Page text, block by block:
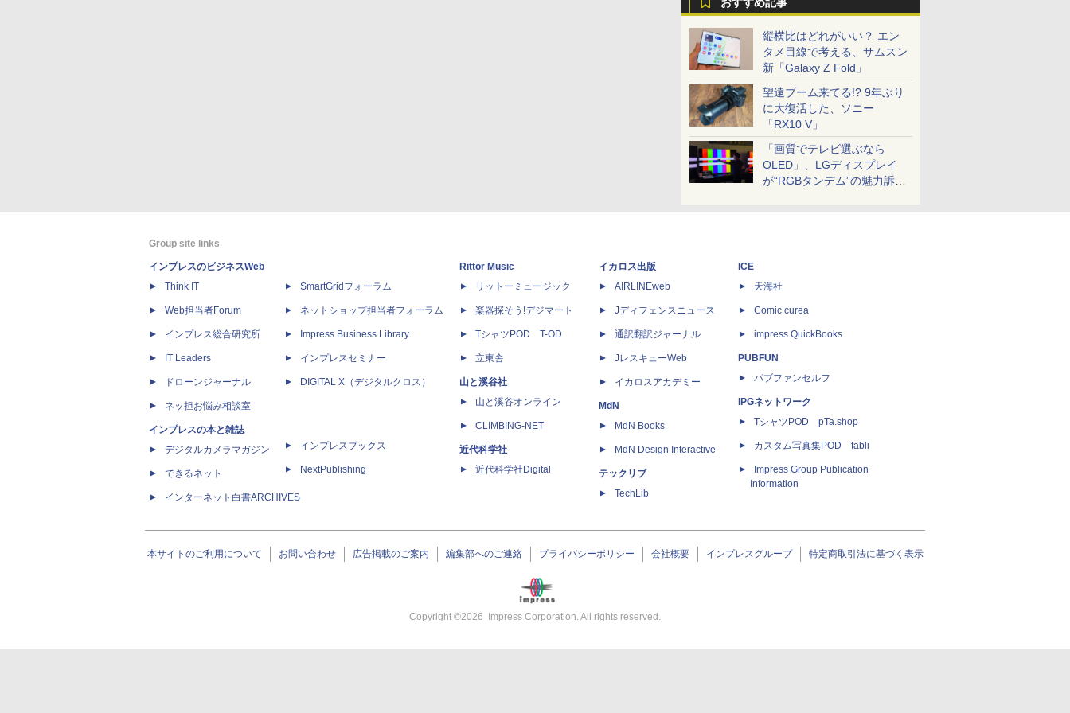
縦横比はどれがいい？ エン
タメ目線で考える、サムスン
新「Galaxy Z Fold」
望遠ブーム来てる!? 9年ぶり
に大復活した、ソニー
「RX10 V」
「画質でテレビ選ぶなら
OLED」、LGディスプレイ
が“RGBタンデム”の魅力訴
Group site links
インプレスのビジネスWeb
Think IT
Web担当者Forum
インプレス総合研究所
IT Leaders
ドローンジャーナル
ネッ担お悩み相談室
インプレスの本と雑誌
デジタルカメラマガジン
できるネット
インターネット白書ARCHIVES
SmartGridフォーラム
ネットショップ担当者フォーラム
Impress Business Library
インプレスセミナー
DIGITAL X（デジタルクロス）
インプレスブックス
NextPublishing
Rittor Music
リットーミュージック
楽器探そう!デジマート
TシャツPOD T-OD
立東舎
山と溪谷社
山と溪谷オンライン
CLIMBING-NET
近代科学社
近代科学社Digital
イカロス出版
AIRLINEweb
Jディフェンスニュース
通訳翻訳ジャーナル
JレスキューWeb
イカロスアカデミー
MdN
MdN Books
MdN Design Interactive
テックリブ
TechLib
ICE
天海社
Comic curea
impress QuickBooks
PUBFUN
パブファンセルフ
IPGネットワーク
TシャツPOD pTa.shop
カスタム写真集POD fabli
Impress Group Publication
Information
本サイトのご利用について お問い合わせ 広告掲載のご案内 編集部へのご連絡 プライバシーポリシー 会社概要 インプレスグループ 特定商取引法に基づく表示
Copyright ©2026 Impress Corporation. All rights reserved.